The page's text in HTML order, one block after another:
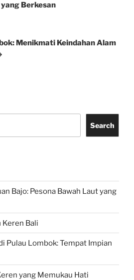
Berkesan
Menikmati Keindahan Alam
Search
Bajo: Pesona Bawah Laut yang
Keren Bali
Pulau Lombok: Tempat Impian
yang Memukau Hati